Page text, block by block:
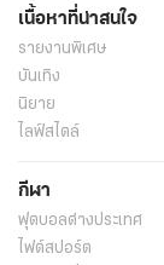
เนื้อหาที่น่าสนใจ
รายงานพิเศษ
บันเทิง
นิยาย
ไลฟ์สไตล์
กีฬา
ฟุตบอลต่่างประเทศ
ไฟต์สปอร์ต